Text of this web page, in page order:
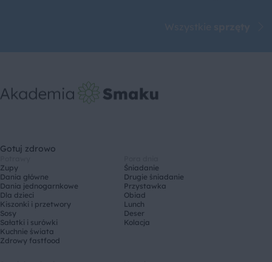
Gotuj zdrowo
Zupy
Dania główne
Dania jednogarnkowe
Dla dzieci
Kiszonki i przetwory
Sosy
Sałatki i surówki
Kuchnie świata
Zdrowy fastfood
Śniadanie
Drugie śniadanie
Przystawka
Obiad
Lunch
Deser
Kolacja